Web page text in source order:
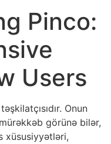
Pinco:
Users
Onun
görünə bilər,
xüsusiyyətləri,